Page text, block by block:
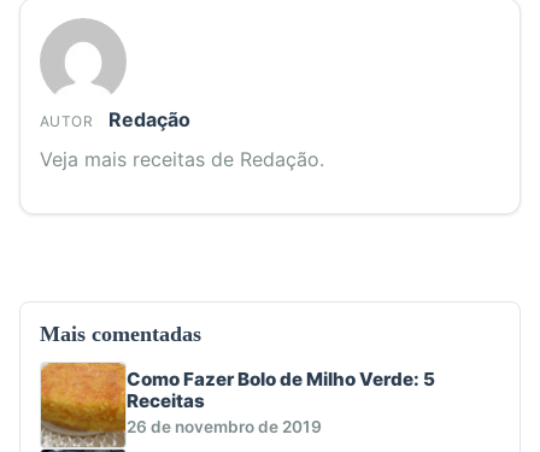
AUTOR
Redação
Veja mais receitas de Redação.
Mais comentadas
Como Fazer Bolo de Milho Verde: 5
Receitas
26 de novembro de 2019